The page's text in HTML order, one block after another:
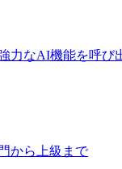
力なAI機能を呼び
から上級まで